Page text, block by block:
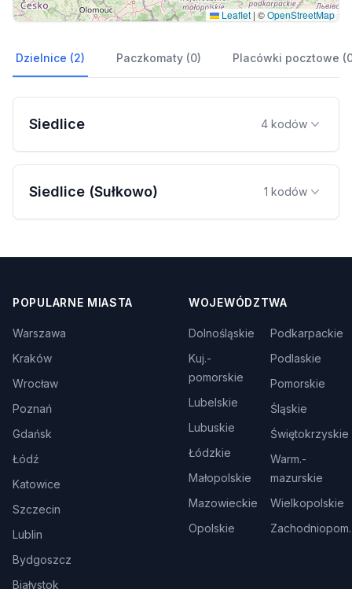
Leaflet | ©OpenStreetMap
Dzielnice (2) Paczkomaty (0) Placówki pocztowe
Siedlice 4 kodów
Siedlice (Sułkowo) 1 kodów
POPULARNE MIASTA
Warszawa
Kraków
Wrocław
Poznań
Gdańsk
Łódź
Katowice
Szczecin
Lublin
Bydgoszcz
Białystok
WOJEWÓDZTWA
Dolnośląskie
Kuj.-
pomorskie
Lubelskie
Lubuskie
Łódzkie
Małopolskie
Mazowieckie
Opolskie
Podkarpackie
Podlaskie
Pomorskie
Śląskie
Świętokrzyskie
Warm.-
mazurskie
Wielkopolskie
Zachodniopom.